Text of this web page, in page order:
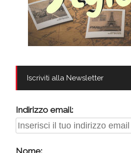
Iscriviti alla Newsletter
Indirizzo email: